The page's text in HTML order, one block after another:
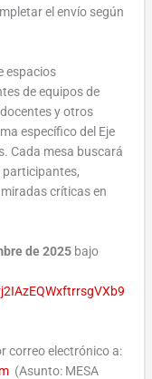
el envío según
espacios
de equipos de
y otros
específico del Eje
Cada mesa buscará
participantes,
críticas en
de 2025 bajo
correo electrónico a:
(Asunto: MESA